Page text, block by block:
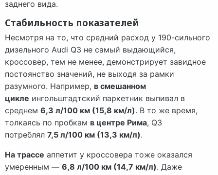
заднего вида.
Стабильность показателей
Несмотря на то, что средний расход у 190-сильного
дизельного Audi Q3 не самый выдающийся,
кроссовер, тем не менее, демонстрирует завидное
постоянство значений, не выходя за рамки
разумного. Например, в смешанном
цикле ингольштадтский паркетник выпивал в
среднем 6,3 л/100 км (15,8 км/л). В то же время,
толкаясь по пробкам в центре Рима, Q3
потреблял 7,5 л/100 км (13,3 км/л).
На трассе аппетит у кроссовера тоже оказался
умеренным — 6,8 л/100 км (14,7 км/л). Даже